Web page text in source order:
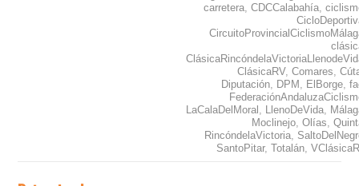
carretera ,CDCCalabahía ,
ClásicaRV,Comares ,
Diputación DPM ElBorge ,
LaCalaDelMoral
LlenoDeVida
Moclinejo ,Olías ,
RincóndelaVictoria
SantoPitar,Totalán ,